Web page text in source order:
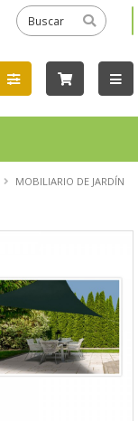
MOBILIARIO DE JARDÍN